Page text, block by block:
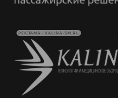
РЕКЛАМА • KALINA-SM.RU